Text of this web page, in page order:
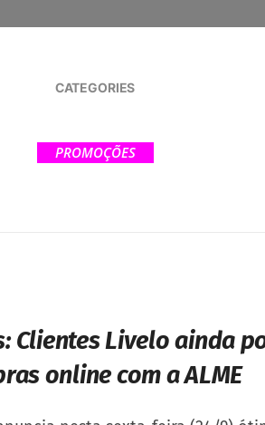
CATEGORIES
PROMOÇÕES
Clientes Livelo ainda
online com a ALME